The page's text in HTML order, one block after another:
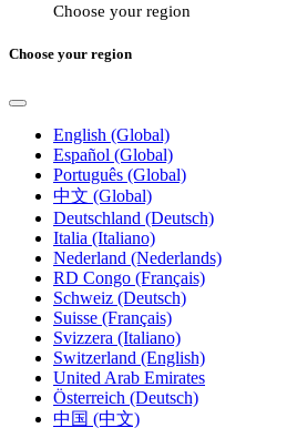
Choose your region
Choose your region
English (Global)
Español (Global)
Português (Global)
中文 (Global)
Deutschland (Deutsch)
Italia (Italiano)
Nederland (Nederlands)
RD Congo (Français)
Schweiz (Deutsch)
Suisse (Français)
Svizzera (Italiano)
Switzerland (English)
United Arab Emirates
Österreich (Deutsch)
中国 (中文)